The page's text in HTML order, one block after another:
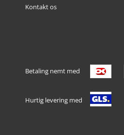
Kontakt os
Betaling nemt med
Hurtig levering med